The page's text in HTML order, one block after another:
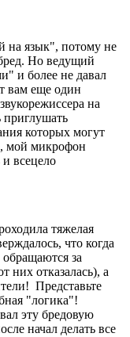
на язык", потому не
Но ведущий
и более не давал
вам еще один
на
приглушать
которых могут
мой микрофон
всецело
тяжелая
что когда
за
них отказалась), а
Представьте
"логика"!
эту бредовую
начал делать все